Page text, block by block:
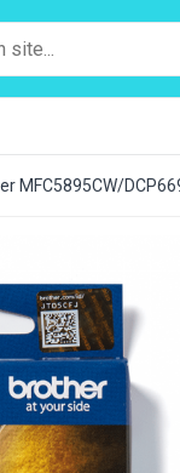
MFC5895CW/